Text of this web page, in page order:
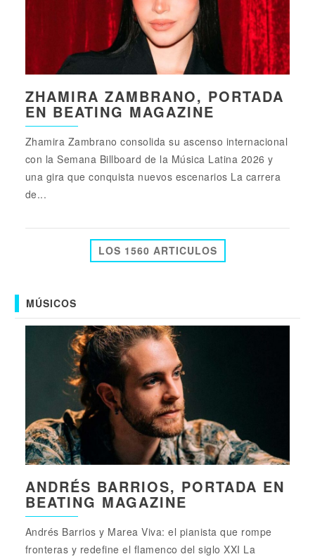
ZHAMIRA ZAMBRANO, PORTADA
EN BEATING MAGAZINE
Zhamira Zambrano consolida su ascenso internacional
con la Semana Billboard de la Música Latina 2026 y
una gira que conquista nuevos escenarios La carrera
de...
LOS 1560 ARTICULOS
MÚSICOS
ANDRÉS BARRIOS, PORTADA EN
BEATING MAGAZINE
Andrés Barrios y Marea Viva: el pianista que rompe
fronteras y redefine el flamenco del siglo XXI La